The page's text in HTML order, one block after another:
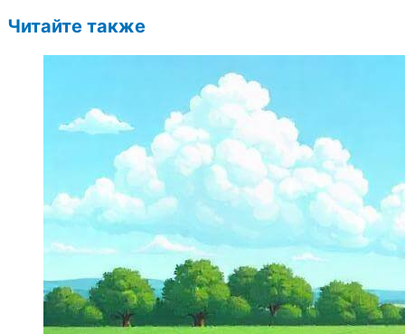
Читайте также